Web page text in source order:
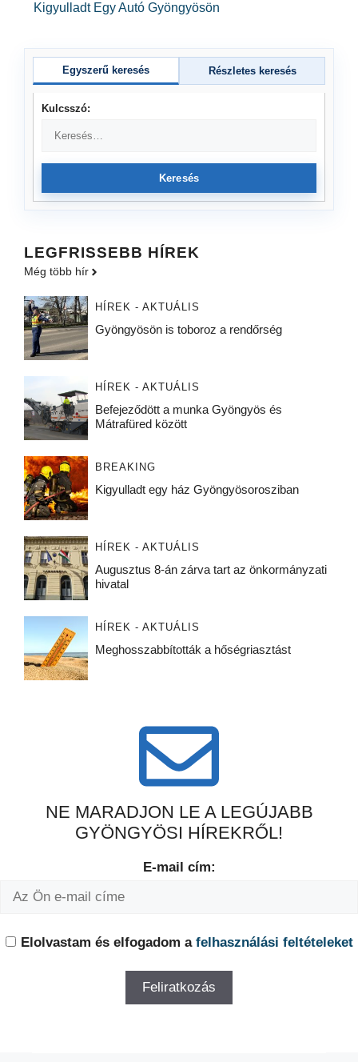
Kigyulladt Egy Autó Gyöngyösön
Egyszerű keresés Részletes keresés
Kulcsszó:
Keresés
LEGFRISSEBB HÍREK
Még több hír
HÍREK - AKTUÁLIS
Gyöngyösön is toboroz a rendőrség
HÍREK - AKTUÁLIS
Befejeződött a munka Gyöngyös és
Mátrafüred között
BREAKING
Kigyulladt egy ház Gyöngyösorosziban
HÍREK - AKTUÁLIS
Augusztus 8-án zárva tart az önkormányzati
hivatal
HÍREK - AKTUÁLIS
Meghosszabbították a hőségriasztást
NE MARADJON LE A LEGÚJABB
GYÖNGYÖSI HÍREKRŐL!
E-mail cím:
Elolvastam és elfogadom a felhasználási feltételeket